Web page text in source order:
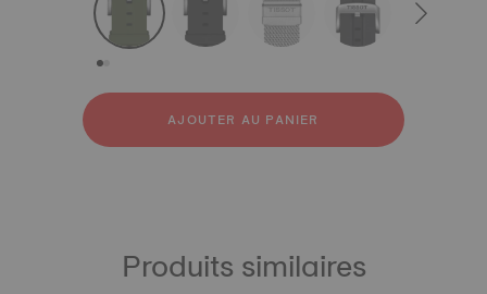
Silicone
Acier inoxydable 316L
Caoutchouc
AJOUTER AU PANIER
Produits similaires